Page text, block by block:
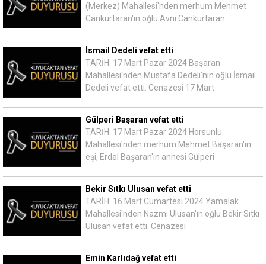
(Merkez) Mahallesi'nden merhum Mehmet
Cankurtaran'ın oğlu Avni Cankurtaran
İsmail Dedeli vefat etti
TARİH: 17 Mart Pazar 2024 Başaran
Mahallesi'nden Mustafa Dedeli'nin oğlu İsmail
Dedeli vefat etti. Cenazesi 17 Mart
Gülperi Başaran vefat etti
TARİH: 17 Mart Pazar 2024 Horsunlu
Mahallesi'nden merhum Mehmet Başaran'ın
eşi, Erdal Başaran'ın annesi Gülperi
Bekir Sıtkı Ulusan vefat etti
TARİH: 16 Mart Cumartesi 2024 Yamalak
Mahallesi'nden Nazmi Ulusan'ın oğlu Bekir Sıtkı
Ulusan vefat etti. Cenazesi
Emin Karlıdağ vefat etti